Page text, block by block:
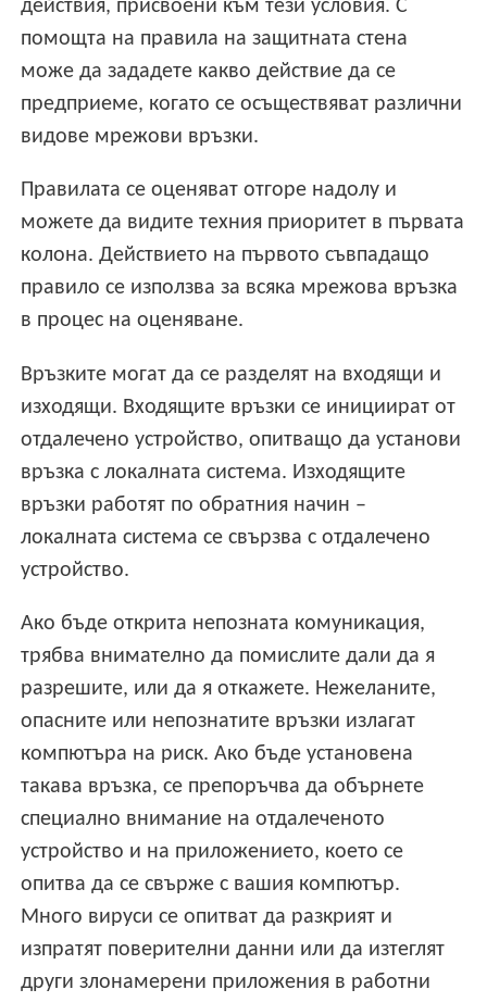
действия, присвоени към тези условия. С
помощта на правила на защитната стена
може да зададете какво действие да се
предприеме, когато се осъществяват различни
видове мрежови връзки.
Правилата се оценяват отгоре надолу и
можете да видите техния приоритет в първата
колона. Действието на първото съвпадащо
правило се използва за всяка мрежова връзка
в процес на оценяване.
Връзките могат да се разделят на входящи и
изходящи. Входящите връзки се инициират от
отдалечено устройство, опитващо да установи
връзка с локалната система. Изходящите
връзки работят по обратния начин –
локалната система се свързва с отдалечено
устройство.
Ако бъде открита непозната комуникация,
трябва внимателно да помислите дали да я
разрешите, или да я откажете. Нежеланите,
опасните или непознатите връзки излагат
компютъра на риск. Ако бъде установена
такава връзка, се препоръчва да обърнете
специално внимание на отдалеченото
устройство и на приложението, което се
опитва да се свърже с вашия компютър.
Много вируси се опитват да разкрият и
изпратят поверителни данни или да изтеглят
други злонамерени приложения в работни